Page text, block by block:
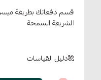
الشريعة السمحة
دليل القياسات